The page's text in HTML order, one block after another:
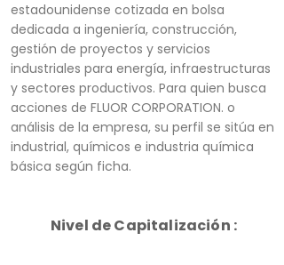
estadounidense cotizada en bolsa
dedicada a ingeniería, construcción,
gestión de proyectos y servicios
industriales para energía, infraestructuras
y sectores productivos. Para quien busca
acciones de FLUOR CORPORATION. o
análisis de la empresa, su perfil se sitúa en
industrial, químicos e industria química
básica según ficha.
Nivel de Capitalización :